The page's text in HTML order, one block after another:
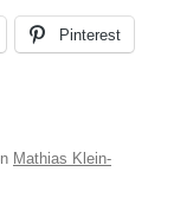
Pinterest
Mathias Klein-